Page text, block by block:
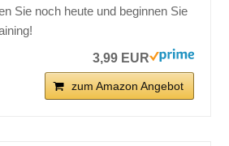
Sie noch heute und beginnen Sie
3,99 EUR
zum Amazon Angebot